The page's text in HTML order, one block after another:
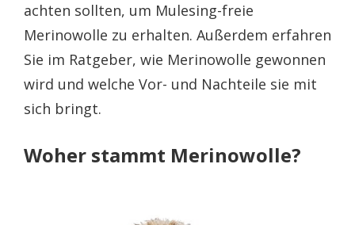
achten sollten, um Mulesing-freie
Merinowolle zu erhalten. Außerdem erfahren
Sie im Ratgeber, wie Merinowolle gewonnen
wird und welche Vor- und Nachteile sie mit
sich bringt.
Woher stammt Merinowolle?